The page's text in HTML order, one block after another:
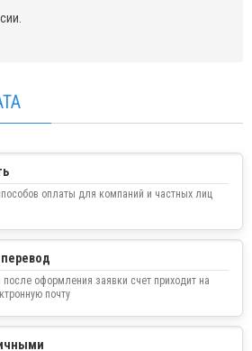
оплаты для компаний и частных лиц
после оформления заявки счет приходит на
почту